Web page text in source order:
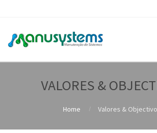
VALORES &
Home Valores &